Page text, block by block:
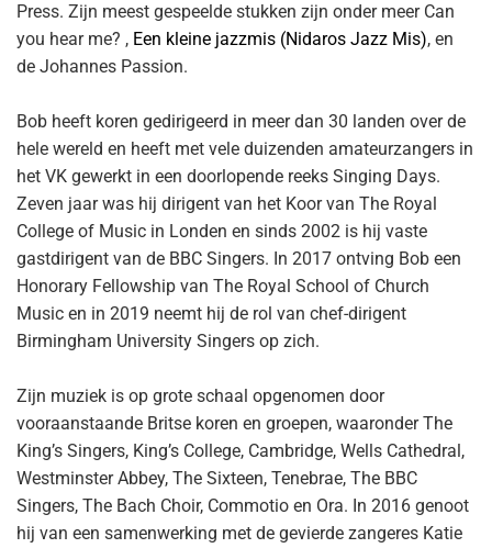
Press. Zijn meest gespeelde stukken zijn onder meer Can
you hear me? , Een kleine jazzmis (Nidaros Jazz Mis), en
de Johannes Passion.
Bob heeft koren gedirigeerd in meer dan 30 landen over de
hele wereld en heeft met vele duizenden amateurzangers in
het VK gewerkt in een doorlopende reeks Singing Days.
Zeven jaar was hij dirigent van het Koor van The Royal
College of Music in Londen en sinds 2002 is hij vaste
gastdirigent van de BBC Singers. In 2017 ontving Bob een
Honorary Fellowship van The Royal School of Church
Music en in 2019 neemt hij de rol van chef-dirigent
Birmingham University Singers op zich.
Zijn muziek is op grote schaal opgenomen door
vooraanstaande Britse koren en groepen, waaronder The
King’s Singers, King’s College, Cambridge, Wells Cathedral,
Westminster Abbey, The Sixteen, Tenebrae, The BBC
Singers, The Bach Choir, Commotio en Ora. In 2016 genoot
hij van een samenwerking met de gevierde zangeres Katie